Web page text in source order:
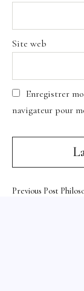
Site web
Enregistrer
navigateur pour
Previous Post